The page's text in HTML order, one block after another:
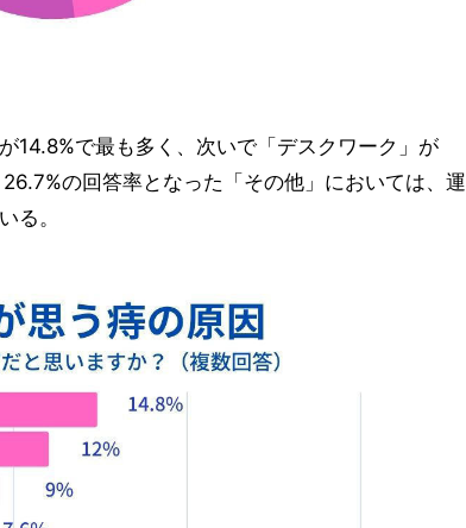
14.8%で最も多く、次いで「デスクワーク」が
の回答率となった「その他」においては、運
る。